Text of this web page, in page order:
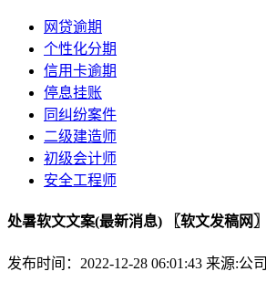
网贷逾期
个性化分期
信用卡逾期
停息挂账
同纠纷案件
二级建造师
初级会计师
安全工程师
处暑软文文案(最新消息) 〖软文发稿网〗
发布时间：2022-12-28 06:01:43 来源:公司